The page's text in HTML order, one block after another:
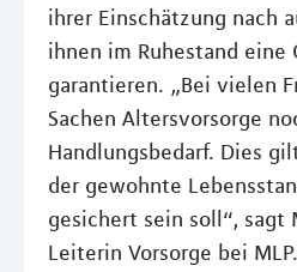
ihrer Einschätzung nach
ihnen im Ruhestand eine
garantieren. „Bei vielen
Sachen Altersvorsorge
Handlungsbedarf. Dies
der gewohnte
gesichert sein soll“, sagt
Leiterin Vorsorge bei